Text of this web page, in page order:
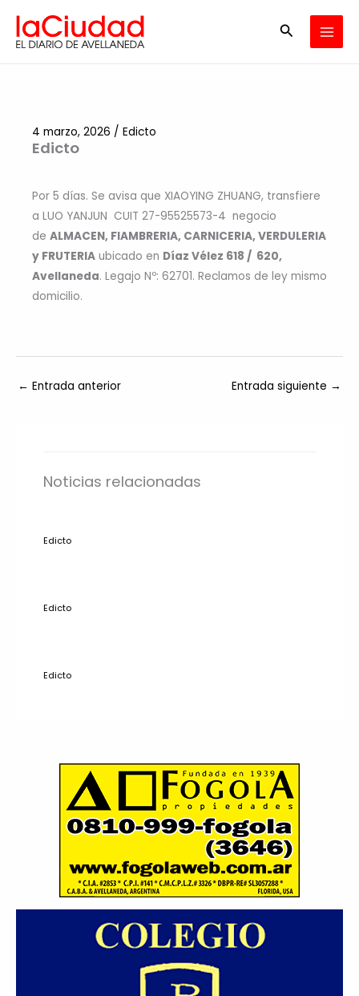
contenido
Buscar
Edicto
4 marzo, 2026 / Edicto
Por 5 días. Se avisa que XIAOYING ZHUANG, transfiere
a LUO YANJUN CUIT 27-95525573-4 negocio
de ALMACEN, FIAMBRERIA, CARNICERIA, VERDULERIA
y FRUTERIA ubicado en Díaz Vélez 618 / 620,
Avellaneda. Legajo Nº: 62701. Reclamos de ley mismo
domicilio.
← Entrada anterior Entrada siguiente →
Noticias relacionadas
Edicto
Edicto
Edicto